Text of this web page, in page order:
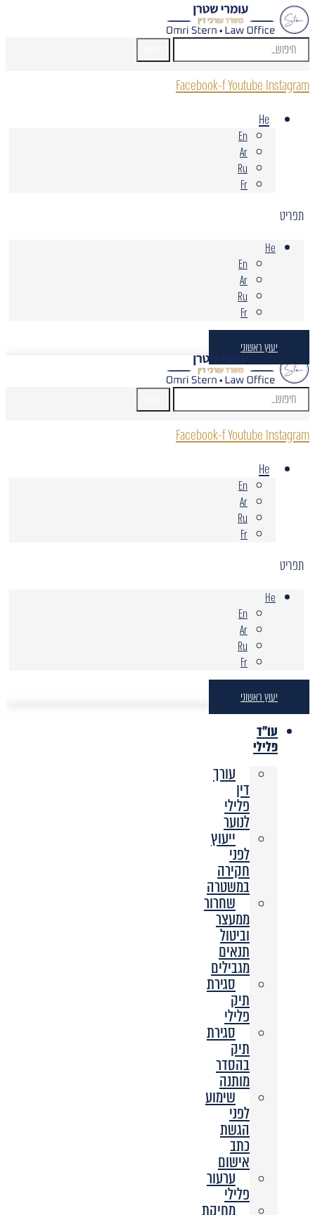
Facebook-fYoutube Instagram
He
En
Ar
Ru
Fr
תפריט
He
En
Ar
Ru
Fr
יעוץ ראשוני
Facebook-fYoutube Instagram
He
En
Ar
Ru
Fr
תפריט
He
En
Ar
Ru
Fr
יעוץ ראשוני
עו"ד
פלילי
עורך
דין
פלילי
לנוער
ייעוץ
לפני
חקירה
במשטרה
שחרור
ממעצר
וביטול
תנאים
מגבילים
סגירת
תיק
פלילי
סגירת
תיק
בהסדר
מותנה
שימוע
לפני
הגשת
כתב
אישום
ערעור
פלילי